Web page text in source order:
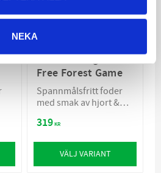
NEKA
Monster Dog Grain
Free Forest Game
Spannmålsfritt foder
med smak av hjort &
319KR
VÄLJ VARIANT